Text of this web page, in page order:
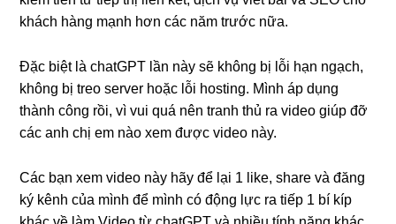
khách hàng mạnh hơn các năm trước nữa.
Đặc biệt là chatGPT lần này sẽ không bị lỗi hạn ngạch,
không bị treo server hoặc lỗi hosting. Mình áp dụng
thành công rồi, vì vui quá nên tranh thủ ra video giúp đỡ
các anh chị em nào xem được video này.
Các bạn xem video này hãy để lại 1 like, share và đăng
ký kênh của mình để mình có động lực ra tiếp 1 bí kíp